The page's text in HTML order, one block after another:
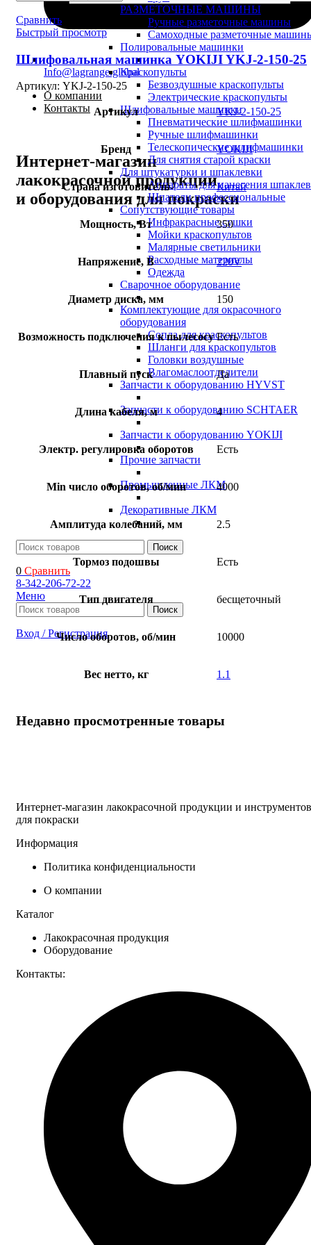
Info@lagrange.global
О компании
Контакты
Интернет-магазин
лакокрасочной продукции
и оборудования для покраски
РАЗМЕТОЧНЫЕ МАШИНЫ
Ручные разметочные машины
Самоходные разметочные
Полировальные машинки
Краскопульты
Безвоздушные краскопульты
Электрические краскопульты
Шлифовальные машинки
Пневматические шлифмашинки
Ручные шлифмашинки
Телескопические шлифмашинки
Для снятия старой краски
Для штукатурки и шпаклевки
Аппараты для нанесения
Шпатели профессиональные
Сопутствующие товары
Инфракрасные сушки
Мойки краскопультов
Малярные светильники
Расходные материалы
Одежда
Сварочное оборудование
Комплектующие для окрасочного
оборудования
Сопла для краскопультов
Шланги для краскопультов
Головки воздушные
Влагомаслоотделители
Запчасти к оборудованию HYVST
Запчасти к оборудованию SCHTAER
Запчасти к оборудованию YOKIJI
Прочие запчасти
Промышленные ЛКМ
Декоративные ЛКМ
Поиск
0 Сравнить
8-342-206-72-22
Меню
Поиск
Вход / Регистрация
Сравнить
Быстрый просмотр
Шлифовальная машинка YOKIJI YKJ-2-150-25
Артикул: YKJ-2-150-25
Артикул YKJ-2-150-25
Бренд YOKIJI
Страна изготовитель Китай
Мощность, Вт 350
Напряжение, В 220V
Диаметр диска, мм 150
Возможность подключения к пылесосу Есть
Плавный пуск Да
Длина кабеля, м 4
Электр. регулировка оборотов Есть
Min число оборотов, об/мин 4000
Амплитуда колебаний, мм 2.5
Тормоз подошвы Есть
Тип двигателя бесщеточный
Число оборотов, об/мин 10000
Вес нетто, кг 1.1
Недавно просмотренные товары
Интернет-магазин лакокрасочной продукции и инструментов
для покраски
Информация
Политика конфиденциальности
О компании
Каталог
Лакокрасочная продукция
Оборудование
Контакты: